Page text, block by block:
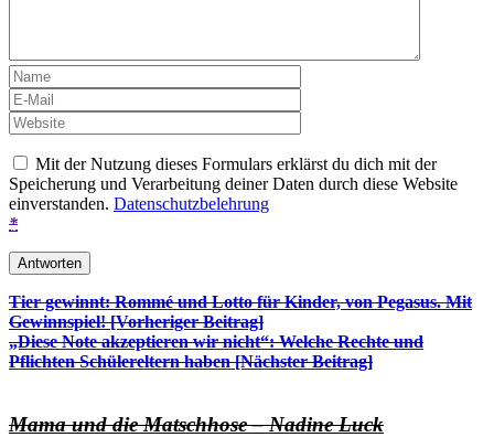
Mit der Nutzung dieses Formulars erklärst du dich mit der
Speicherung und Verarbeitung deiner Daten durch diese Website
einverstanden. Datenschutzbelehrung
*
Beitrags-
Navigation
Tier gewinnt: Rommé und Lotto für Kinder, von Pegasus. Mit
Gewinnspiel! [Vorheriger Beitrag]
„Diese Note akzeptieren wir nicht“: Welche Rechte und
Pflichten Schülereltern haben[Nächster Beitrag]
Mama und die Matschhose – Nadine Luck